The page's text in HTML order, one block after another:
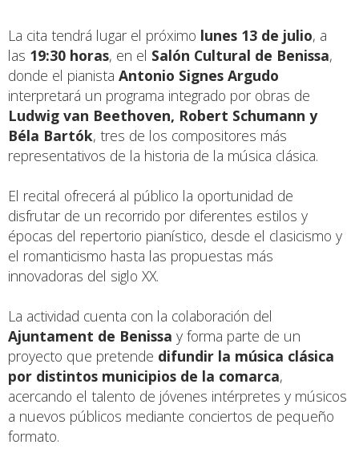
La cita tendrá lugar el próximo lunes 13 de julio, a
las 19:30 horas, en el Salón Cultural de Benissa,
donde el pianista Antonio Signes Argudo
interpretará un programa integrado por obras de
Ludwig van Beethoven, Robert Schumann y
Béla Bartók, tres de los compositores más
representativos de la historia de la música clásica.
El recital ofrecerá al público la oportunidad de
disfrutar de un recorrido por diferentes estilos y
épocas del repertorio pianístico, desde el clasicismo y
el romanticismo hasta las propuestas más
innovadoras del siglo XX.
La actividad cuenta con la colaboración del
Ajuntament de Benissa y forma parte de un
proyecto que pretende difundir la música clásica
por distintos municipios de la comarca,
acercando el talento de jóvenes intérpretes y músicos
a nuevos públicos mediante conciertos de pequeño
formato.